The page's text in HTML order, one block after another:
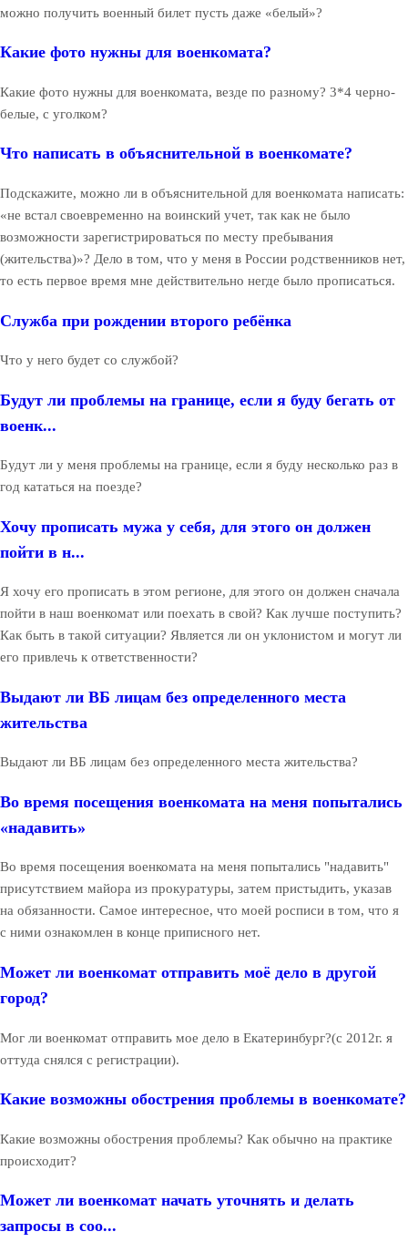
можно получить военный билет пусть даже «белый»?
Какие фото нужны для военкомата?
Какие фото нужны для военкомата, везде по разному? 3*4 черно-
белые, с уголком?
Что написать в объяснительной в военкомате?
Подскажите, можно ли в объяснительной для военкомата написать:
«не встал своевременно на воинский учет, так как не было
возможности зарегистрироваться по месту пребывания
(жительства)»? Дело в том, что у меня в России родственников нет,
то есть первое время мне действительно негде было прописаться.
Служба при рождении второго ребёнка
Что у него будет со службой?
Будут ли проблемы на границе, если я буду бегать от
военк...
Будут ли у меня проблемы на границе, если я буду несколько раз в
год кататься на поезде?
Хочу прописать мужа у себя, для этого он должен
пойти в н...
Я хочу его прописать в этом регионе, для этого он должен сначала
пойти в наш военкомат или поехать в свой? Как лучше поступить?
Как быть в такой ситуации? Является ли он уклонистом и могут ли
его привлечь к ответственности?
Выдают ли ВБ лицам без определенного места
жительства
Выдают ли ВБ лицам без определенного места жительства?
Во время посещения военкомата на меня попытались
«надавить»
Во время посещения военкомата на меня попытались "надавить"
присутствием майора из прокуратуры, затем пристыдить, указав
на обязанности. Самое интересное, что моей росписи в том, что я
с ними ознакомлен в конце приписного нет.
Может ли военкомат отправить моё дело в другой
город?
Мог ли военкомат отправить мое дело в Екатеринбург?(с 2012г. я
оттуда снялся с регистрации).
Какие возможны обострения проблемы в военкомате?
Какие возможны обострения проблемы? Как обычно на практике
происходит?
Может ли военкомат начать уточнять и делать
запросы в соо...